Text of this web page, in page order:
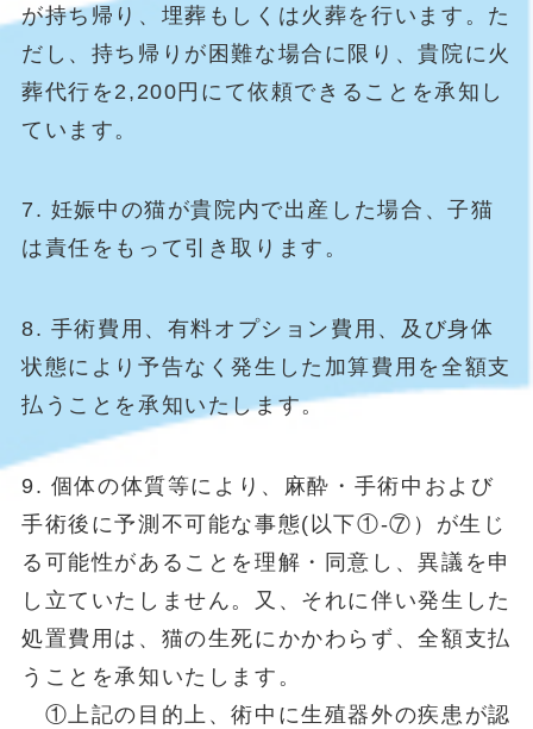
が持ち帰り、埋葬もしくは火葬を行います。た
だし、持ち帰りが困難な場合に限り、貴院に火
葬代行を2,200円にて依頼できることを承知し
ています。
7. 妊娠中の猫が貴院内で出産した場合、子猫
は責任をもって引き取ります。
8. 手術費用、有料オプション費用、及び身体
状態により予告なく発生した加算費用を全額支
払うことを承知いたします。
9. 個体の体質等により、麻酔・手術中および
手術後に予測不可能な事態(以下①‐⑦）が生じ
る可能性があることを理解・同意し、異議を申
し立ていたしません。又、それに伴い発生した
処置費用は、猫の生死にかかわらず、全額支払
うことを承知いたします。
①上記の目的上、術中に生殖器外の疾患が認